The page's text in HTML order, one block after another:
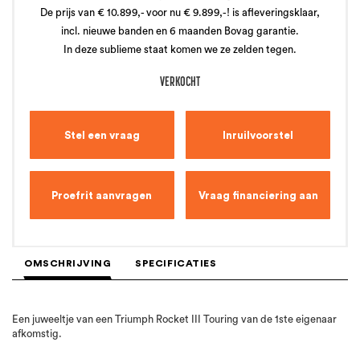
De prijs van € 10.899,- voor nu € 9.899,-! is afleveringsklaar,
incl. nieuwe banden en 6 maanden Bovag garantie.
In deze sublieme staat komen we ze zelden tegen.
VERKOCHT
Stel een vraag Inruilvoorstel
Proefrit aanvragen Vraag financiering aan
OMSCHRIJVING SPECIFICATIES
Een juweeltje van een Triumph Rocket III Touring van de 1ste eigenaar
afkomstig.